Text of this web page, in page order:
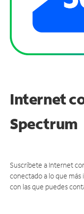
Internet
Spectrum
Suscríbete a Internet
conectado a lo que
con las que puedes